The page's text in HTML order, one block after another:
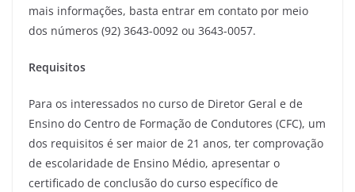
mais informações, basta entrar em contato por meio
dos números (92) 3643-0092 ou 3643-0057.
Requisitos
Para os interessados no curso de Diretor Geral e de
Ensino do Centro de Formação de Condutores (CFC), um
dos requisitos é ser maior de 21 anos, ter comprovação
de escolaridade de Ensino Médio, apresentar o
certificado de conclusão do curso específico de